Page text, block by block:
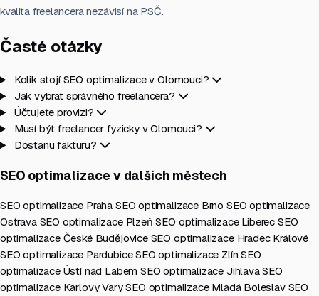
kvalita freelancera nezávisí na PSČ.
Časté otázky
Kolik stojí SEO optimalizace v Olomouci?
Jak vybrat správného freelancera?
Účtujete provizi?
Musí být freelancer fyzicky v Olomouci?
Dostanu fakturu?
SEO optimalizace v dalších městech
SEO optimalizace Praha SEO optimalizace Brno SEO optimalizace
Ostrava SEO optimalizace PlzeňSEO optimalizace Liberec SEO
optimalizace České Budějovice SEO optimalizace Hradec Králové
SEO optimalizace PardubiceSEO optimalizace ZlínSEO
optimalizace Ústí nad Labem SEO optimalizace JihlavaSEO
optimalizace Karlovy VarySEO optimalizace Mladá Boleslav SEO